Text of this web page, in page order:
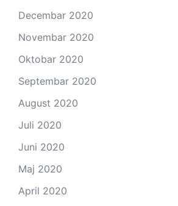
Decembar 2020
Novembar 2020
Oktobar 2020
Septembar 2020
August 2020
Juli 2020
Juni 2020
Maj 2020
April 2020